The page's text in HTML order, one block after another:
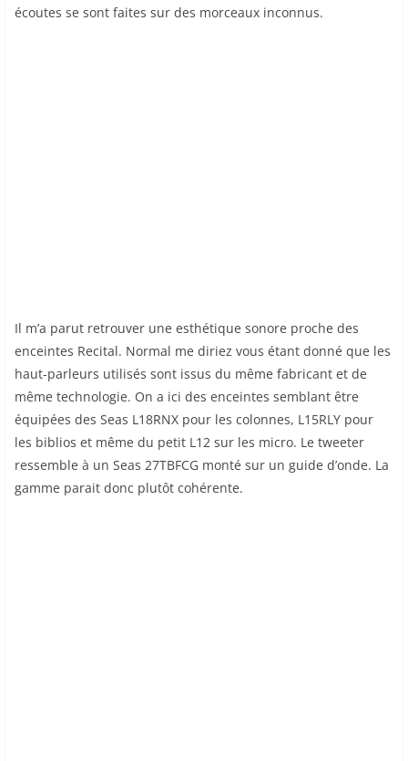
écoutes se sont faites sur des morceaux inconnus.
Il m’a parut retrouver une esthétique sonore proche des
enceintes Recital. Normal me diriez vous étant donné que les
haut-parleurs utilisés sont issus du même fabricant et de
même technologie. On a ici des enceintes semblant être
équipées des Seas L18RNX pour les colonnes, L15RLY pour
les biblios et même du petit L12 sur les micro. Le tweeter
ressemble à un Seas 27TBFCG monté sur un guide d’onde. La
gamme parait donc plutôt cohérente.